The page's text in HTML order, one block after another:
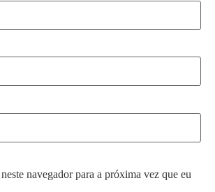
navegador para a próxima vez que eu